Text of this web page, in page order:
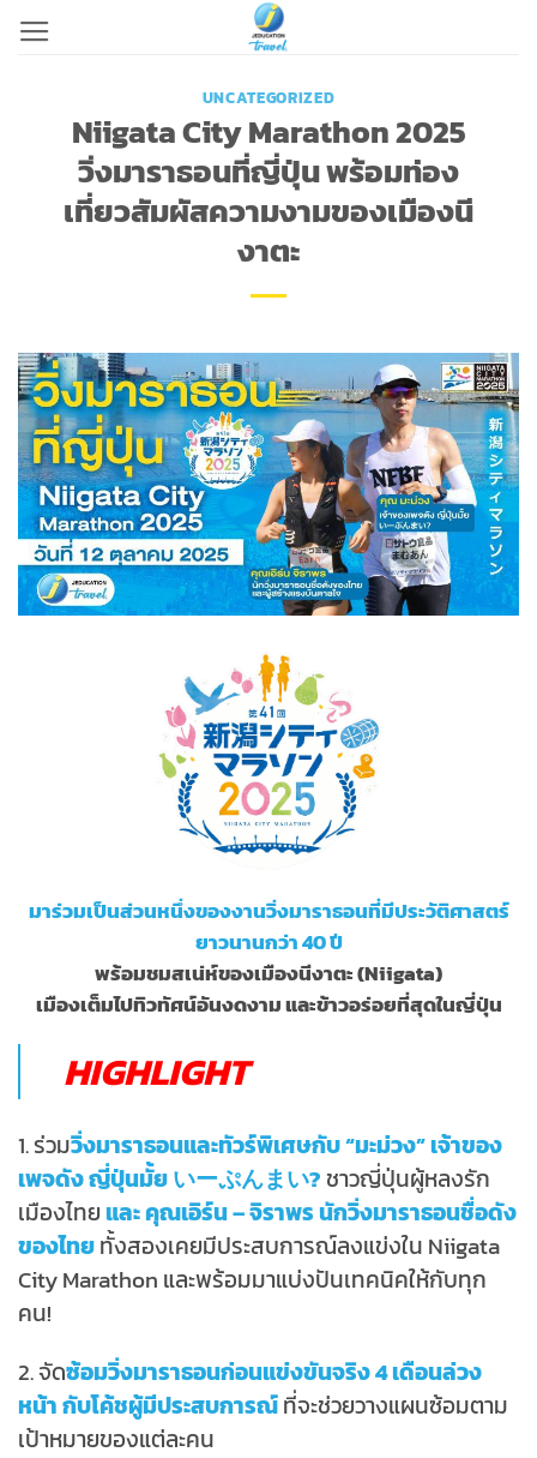
Skip
UNCATEGORIZED
Niigata City Marathon 2025
วิ่งมาราธอนที่ญี่ปุ่น พร้อมท่อง
เที่ยวสัมผัสความงามของเมืองนี
งาตะ
มาร่วมเป็นส่วนหนึ่งของงานวิ่งมาราธอนที่มีประวัติศาสตร์
ยาวนานกว่า 40 ปี
พร้อมชมสเน่ห์ของเมืองนีงาตะ (Niigata)
เมืองเต็มไปทิวทัศน์อันงดงาม และข้าวอร่อยที่สุดในญี่ปุ่น
HIGHLIGHT
1. ร่วมวิ่งมาราธอนและทัวร์พิเศษกับ “มะม่วง” เจ้าของ
เพจดัง ญี่ปุ่นมั้ย いーぷんまい? ชาวญี่ปุ่นผู้หลงรัก
เมืองไทยและ คุณเอิร์น – จิราพร นักวิ่งมาราธอนชื่อดัง
ของไทยทั้งสองเคยมีประสบการณ์ลงแข่งใน Niigata
City Marathon และพร้อมมาแบ่งปันเทคนิคให้กับทุก
คน!
2. จัดซ้อมวิ่งมาราธอนก่อนแข่งขันจริง 4 เดือนล่วง
หน้า กับโค้ชผู้มีประสบการณ์ที่จะช่วยวางแผนซ้อมตาม
เป้าหมายของแต่ละคน